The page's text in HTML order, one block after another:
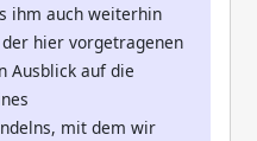
ihm auch weiterhin
hier vorgetragenen
Ausblick auf die
mit dem wir